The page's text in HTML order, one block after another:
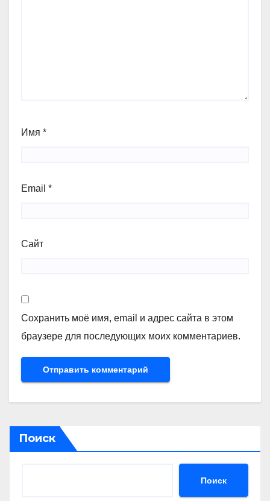
Имя *
Email *
Сайт
Сохранить моё имя, email и адрес сайта в этом
браузере для последующих моих комментариев.
Поиск
Поиск